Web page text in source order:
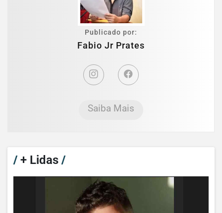
Publicado por:
Fabio Jr Prates
Saiba Mais
/+ Lidas /